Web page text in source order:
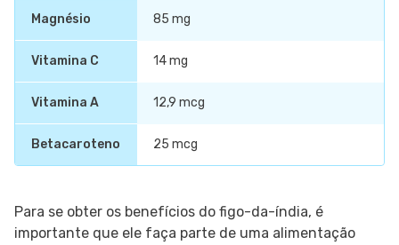
Magnésio 85 mg
Vitamina C 14 mg
Vitamina A 12,9 mcg
Betacaroteno 25 mcg
Para se obter os benefícios do figo-da-índia, é
importante que ele faça parte de uma alimentação